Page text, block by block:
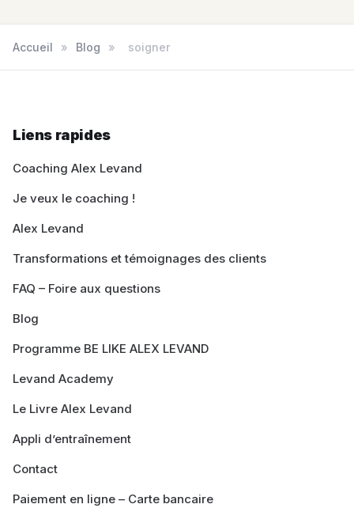
Accueil » Blog » soigner
Liens rapides
Coaching Alex Levand
Je veux le coaching !
Alex Levand
Transformations et témoignages des clients
FAQ – Foire aux questions
Blog
Programme BE LIKE ALEX LEVAND
Levand Academy
Le Livre Alex Levand
Appli d’entraînement
Contact
Paiement en ligne – Carte bancaire